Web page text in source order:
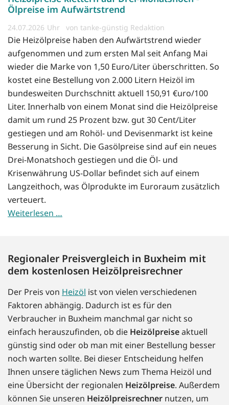
Ölpreise im Aufwärtstrend
24.07.2026 von tanke-günstig Redaktion
Die Heizölpreise haben den Aufwärtstrend wieder
aufgenommen und zum ersten Mal seit Anfang Mai
wieder die Marke von 1,50 Euro/Liter überschritten. So
kostet eine Bestellung von 2.000 Litern Heizöl im
bundesweiten Durchschnitt aktuell 150,91 €uro/100
Liter. Innerhalb von einem Monat sind die Heizölpreise
damit um rund 25 Prozent bzw. gut 30 Cent/Liter
gestiegen und am Rohöl- und Devisenmarkt ist keine
Besserung in Sicht. Die Gasölpreise sind auf ein neues
Drei-Monatshoch gestiegen und die Öl- und
Krisenwährung US-Dollar befindet sich auf einem
Langzeithoch, was Ölprodukte im Euroraum zusätzlich
verteuert.
Weiterlesen …
Regionaler Preisvergleich in Buxheim mit
dem kostenlosen Heizölpreisrechner
Der Preis von Heizöl ist von vielen verschiedenen
Faktoren abhängig. Dadurch ist es für den
Verbraucher in Buxheim manchmal gar nicht so
einfach herauszufinden, ob die Heizölpreiseaktuell
günstig sind oder ob man mit einer Bestellung besser
noch warten sollte. Bei dieser Entscheidung helfen
Ihnen unsere täglichen News zum Thema Heizöl und
eine Übersicht der regionalen Heizölpreise. Außerdem
können Sie unseren Heizölpreisrechner nutzen, um